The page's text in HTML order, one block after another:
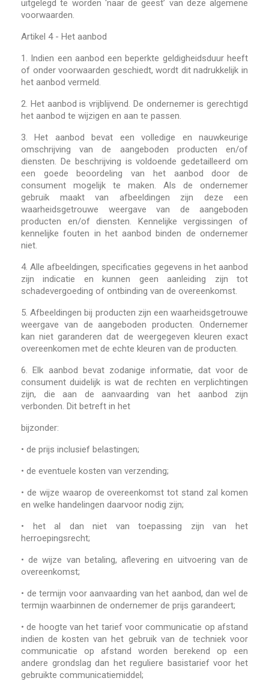
uitgelegd te worden ‘naar de geest’ van deze algemene
voorwaarden.
Artikel 4 - Het aanbod
1. Indien een aanbod een beperkte geldigheidsduur heeft
of onder voorwaarden geschiedt, wordt dit nadrukkelijk in
het aanbod vermeld.
2. Het aanbod is vrijblijvend. De ondernemer is gerechtigd
het aanbod te wijzigen en aan te passen.
3.
Het aanbod bevat een volledige en nauwkeurige
omschrijving van de aangeboden producten en/of
diensten. De beschrijving is voldoende gedetailleerd om
een goede beoordeling van het aanbod door de
consument mogelijk te maken. Als de ondernemer
gebruik maakt van afbeeldingen zijn deze een
waarheidsgetrouwe weergave van de aangeboden
producten en/of diensten. Kennelijke vergissingen of
kennelijke fouten in het aanbod binden de ondernemer
niet.
4. Alle afbeeldingen, specificaties gegevens in het aanbod
zijn indicatie en kunnen geen aanleiding zijn tot
schadevergoeding of ontbinding van de overeenkomst.
5. Afbeeldingen bij producten zijn een waarheidsgetrouwe
weergave van de aangeboden producten. Ondernemer
kan niet garanderen dat de weergegeven kleuren exact
overeenkomen met de echte kleuren van de producten.
6. Elk aanbod bevat zodanige informatie, dat voor de
consument duidelijk is wat de rechten en verplichtingen
zijn, die aan de aanvaarding van het aanbod zijn
verbonden. Dit betreft in het
bijzonder:
• de prijs inclusief belastingen;
• de eventuele kosten van verzending;
• de wijze waarop de overeenkomst tot stand zal komen
en welke handelingen daarvoor nodig zijn;
•
het al dan niet van toepassing zijn van het
herroepingsrecht;
• de wijze van betaling, aflevering en uitvoering van de
overeenkomst;
• de termijn voor aanvaarding van het aanbod, dan wel de
termijn waarbinnen de ondernemer de prijs garandeert;
• de hoogte van het tarief voor communicatie op afstand
indien de kosten van het gebruik van de techniek voor
communicatie op afstand worden berekend op een
andere grondslag dan het reguliere basistarief voor het
gebruikte communicatiemiddel;